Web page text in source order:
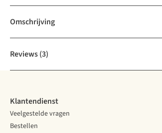
Omschrijving
Reviews(3)
Klantendienst
Veelgestelde vragen
Bestellen